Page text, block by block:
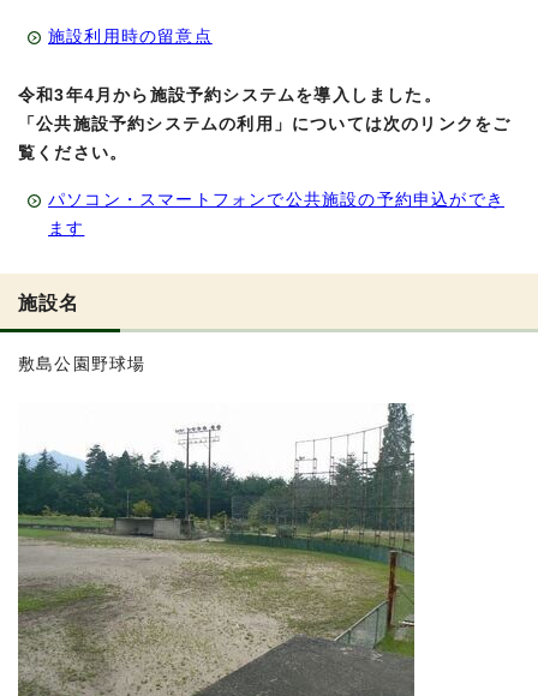
施設利用時の留意点
令和3年4月から施設予約システムを導入しました。
「公共施設予約システムの利用」については次のリンクをご
覧ください。
パソコン・スマートフォンで公共施設の予約申込ができ
ます
施設名
敷島公園野球場